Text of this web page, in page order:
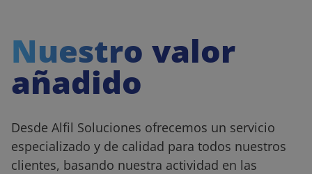
Nuestro valor
añadido
Desde Alfil Soluciones ofrecemos un servicio
especializado y de calidad para todos nuestros
clientes, basando nuestra actividad en las